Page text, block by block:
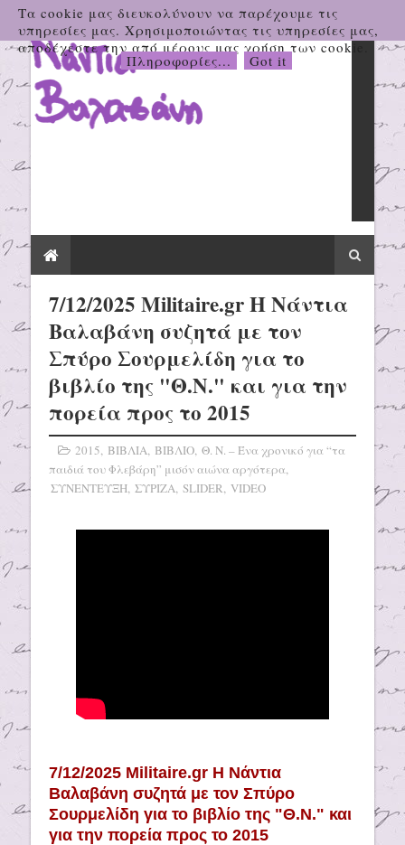
7/12/2025 Militaire.gr H Νάντια
Βαλαβάνη συζητά με τον
Σπύρο Σουρμελίδη για το
βιβλίο της "Θ.Ν." και για την
πορεία προς το 2015
2015, ΒΙΒΛΙΑ, ΒΙΒΛΙΟ, Θ. Ν. – Ένα χρονικό για “τα
παιδιά του Φλεβάρη” μισόν αιώνα αργότερα,
ΣΥΝΕΝΤΕΥΞΗ, ΣΥΡΙΖΑ, SLIDER, VIDEO
7/12/2025 Militaire.gr H Νάντια
Βαλαβάνη συζητά με τον Σπύρο
Σουρμελίδη για το βιβλίο της "Θ.Ν." και
για την πορεία προς το 2015
Τα cookie μας διευκολύνουν να παρέχουμε τις
υπηρεσίες μας. Χρησιμοποιώντας τις υπηρεσίες μας,
αποδέχεστε την από μέρους μας χρήση των cookie.
Πληροφορίες... Got it